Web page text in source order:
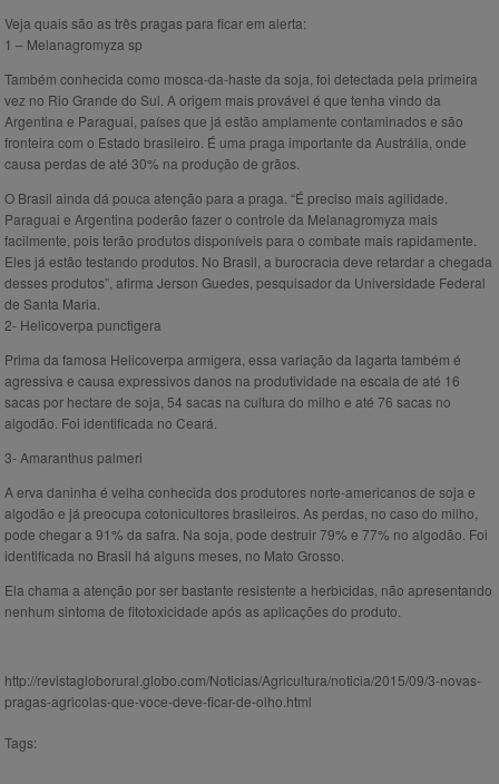
Veja quais são as três pragas para ficar em alerta:
1 – Melanagromyza sp
Também conhecida como mosca-da-haste da soja, foi detectada pela primeira
vez no Rio Grande do Sul. A origem mais provável é que tenha vindo da
Argentina e Paraguai, países que já estão amplamente contaminados e são
fronteira com o Estado brasileiro. É uma praga importante da Austrália, onde
causa perdas de até 30% na produção de grãos.
O Brasil ainda dá pouca atenção para a praga. “É preciso mais agilidade.
Paraguai e Argentina poderão fazer o controle da Melanagromyza mais
facilmente, pois terão produtos disponíveis para o combate mais rapidamente.
Eles já estão testando produtos. No Brasil, a burocracia deve retardar a chegada
desses produtos”, afirma Jerson Guedes, pesquisador da Universidade Federal
de Santa Maria.
2- Helicoverpa punctigera
Prima da famosa Helicoverpa armigera, essa variação da lagarta também é
agressiva e causa expressivos danos na produtividade na escala de até 16
sacas por hectare de soja, 54 sacas na cultura do milho e até 76 sacas no
algodão. Foi identificada no Ceará.
3- Amaranthus palmeri
A erva daninha é velha conhecida dos produtores norte-americanos de soja e
algodão e já preocupa cotonicultores brasileiros. As perdas, no caso do milho,
pode chegar a 91% da safra. Na soja, pode destruir 79% e 77% no algodão. Foi
identificada no Brasil há alguns meses, no Mato Grosso.
Ela chama a atenção por ser bastante resistente a herbicidas, não apresentando
nenhum sintoma de fitotoxicidade após as aplicações do produto.
http://revistagloborural.globo.com/Noticias/Agricultura/noticia/2015/09/3-novas-
pragas-agricolas-que-voce-deve-ficar-de-olho.html
Tags: